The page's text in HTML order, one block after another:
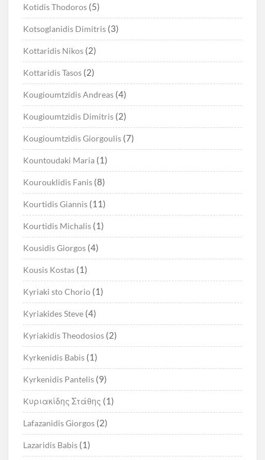
Kotidis Thodoros (5)
Kotsoglanidis Dimitris (3)
Kottaridis Nikos (2)
Kottaridis Tasos (2)
Kougioumtzidis Andreas (4)
Kougioumtzidis Dimitris (2)
Kougioumtzidis Giorgoulis (7)
Kountoudaki Maria (1)
Kourouklidis Fanis (8)
Kourtidis Giannis (11)
Kourtidis Michalis (1)
Kousidis Giorgos (4)
Kousis Kostas (1)
Kyriaki sto Chorio (1)
Kyriakides Steve (4)
Kyriakidis Theodosios (2)
Kyrkenidis Babis (1)
Kyrkenidis Pantelis (9)
Kυριακίδης Στάθης (1)
Lafazanidis Giorgos (2)
Lazaridis Babis (1)